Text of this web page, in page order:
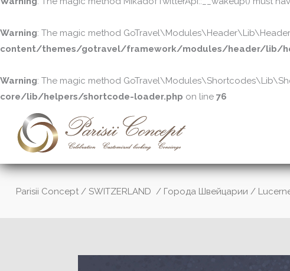
Warning: The magic method
content/themes/gotravel/framework/modules/header/lib/
Warning: The magic method
core/lib/helpers/shortcode-loader.php on line 76
Parisii Concept / SWITZERLAND / Города Швейцарии /